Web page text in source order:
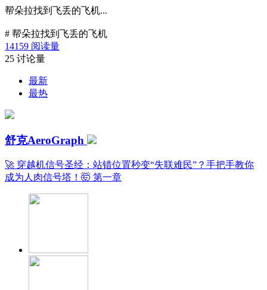
帮朵拉找到飞丢的飞机...
# 帮朵拉找到飞丢的飞机
14159 阅读量
25 讨论量
最新
最热
舒克AeroGraph
🚀 穿越机信号圣经：站错位置秒变“失联难民”？手把手教你
成为人肉信号塔！🤯 第一章